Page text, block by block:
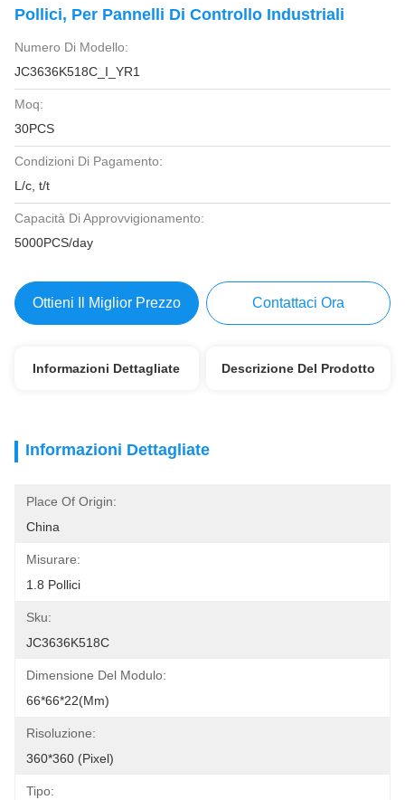
Pollici, Per Pannelli Di Controllo Industriali
Numero Di Modello:
JC3636K518C_I_YR1
Moq:
30PCS
Condizioni Di Pagamento:
L/c, t/t
Capacità Di Approvvigionamento:
5000PCS/day
Ottieni Il Miglior Prezzo Contattaci Ora
Informazioni Dettagliate Descrizione Del Prodotto
Informazioni Dettagliate
Place Of Origin:
China
Misurare:
1.8 Pollici
Sku:
JC3636K518C
Dimensione Del Modulo:
66*66*22(mm)
Risoluzione:
360*360 (pixel)
Tipo: